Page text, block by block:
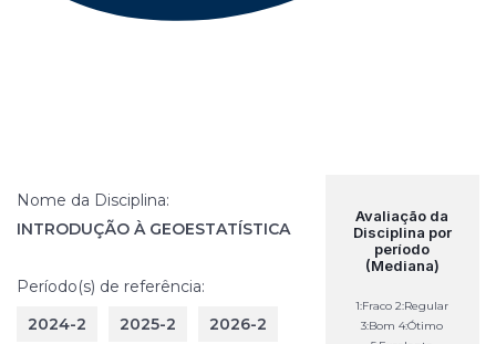
Nome da Disciplina:
INTRODUÇÃO À GEOESTATÍSTICA
Período(s) de referência:
2024-2
2025-2 2026-2
Avaliação da
Disciplina por
período
(Mediana)
1:Fraco 2:Regular
3:Bom 4:Ótimo